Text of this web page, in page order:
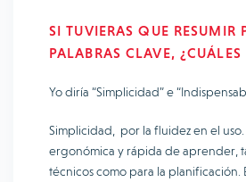
SI TUVIERAS QUE RESUMIR
PALABRAS CLAVE, ¿CUÁLES
Yo diría “Simplicidad” e
Simplicidad, por la fluidez en el
ergonómica y rápida de aprender,
técnicos como para la planificación.